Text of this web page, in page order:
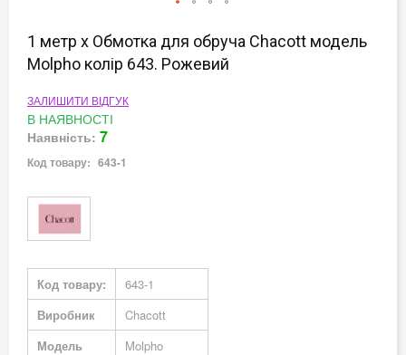
до
початку
галереї
1 метр х Обмотка для обруча Chacott модель
Molpho колір 643. Рожевий
ЗАЛИШИТИ ВІДГУК
В НАЯВНОСТІ
Наявність: 7
Код товару: 643-1
Докладніше
Код товару:
643-1
Виробник
Chacott
Модель
Molpho